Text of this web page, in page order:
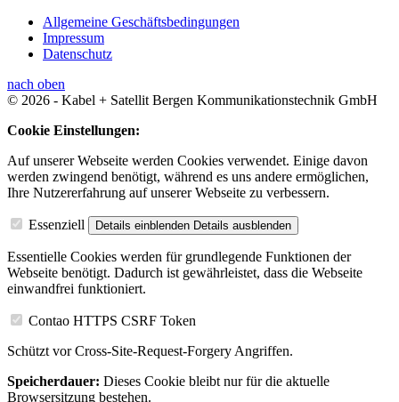
Allgemeine Geschäftsbedingungen
Impressum
Datenschutz
nach oben
© 2026 - Kabel + Satellit Bergen Kommunikationstechnik GmbH
Cookie Einstellungen:
Auf unserer Webseite werden Cookies verwendet. Einige davon
werden zwingend benötigt, während es uns andere ermöglichen,
Ihre Nutzererfahrung auf unserer Webseite zu verbessern.
Essenziell Details einblenden Details ausblenden
Essentielle Cookies werden für grundlegende Funktionen der
Webseite benötigt. Dadurch ist gewährleistet, dass die Webseite
einwandfrei funktioniert.
Contao HTTPS CSRF Token
Schützt vor Cross-Site-Request-Forgery Angriffen.
Speicherdauer: Dieses Cookie bleibt nur für die aktuelle
Browsersitzung bestehen.